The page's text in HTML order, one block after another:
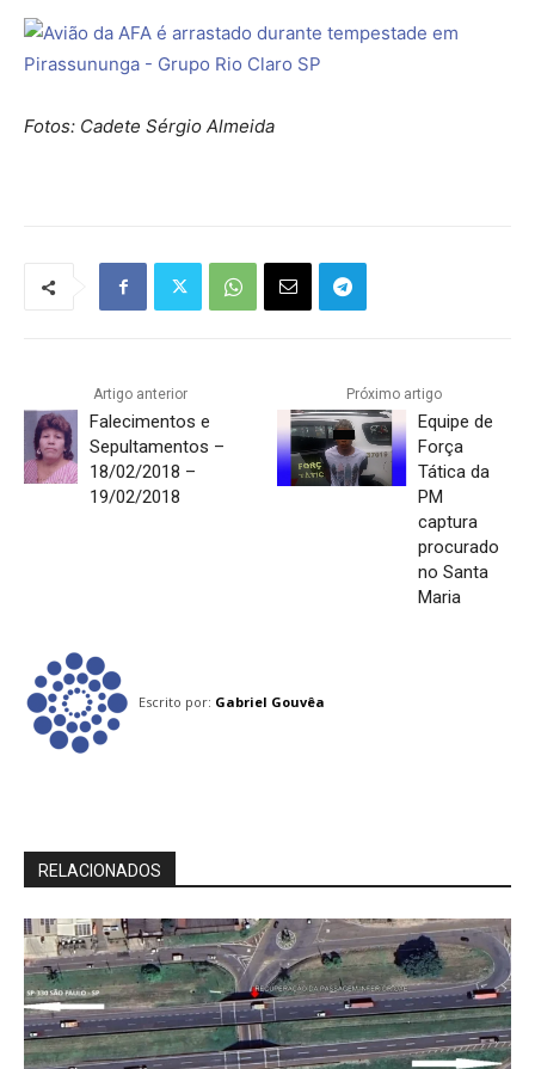
Fotos: Cadete Sérgio Almeida
Artigo anterior
Falecimentos e
Sepultamentos –
18/02/2018 –
19/02/2018
Próximo artigo
Equipe de
Força
Tática da
PM
captura
procurado
no Santa
Maria
Escrito por: Gabriel Gouvêa
RELACIONADOS